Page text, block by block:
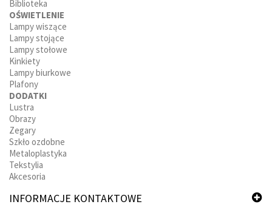
Biblioteka
OŚWIETLENIE
Lampy wiszące
Lampy stojące
Lampy stołowe
Kinkiety
Lampy biurkowe
Plafony
DODATKI
Lustra
Obrazy
Zegary
Szkło ozdobne
Metaloplastyka
Tekstylia
Akcesoria
INFORMACJE KONTAKTOWE